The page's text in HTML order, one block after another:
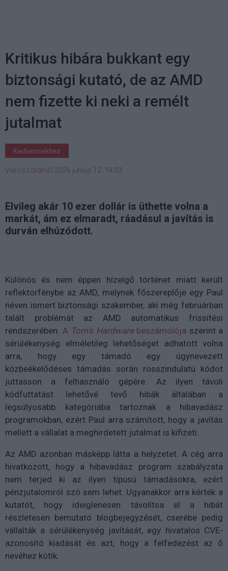
Kritikus hibára bukkant egy
biztonsági kutató, de az AMD
nem fizette ki neki a remélt
jutalmat
Kedvencekhez
Vörös Lóránd 2026 június 12. 19:33
Elvileg akár 10 ezer dollár is üthette volna a
markát, ám ez elmaradt, ráadásul a javítás is
durván elhúzódott.
Különös és nem éppen hízelgő történet miatt került
reflektorfénybe az AMD, melynek főszereplője egy Paul
néven ismert biztonsági szakember, aki még februárban
talált problémát az AMD automatikus frissítési
rendszerében. A Tom's Hardwarebeszámolója szerint a
sérülékenység elméletileg lehetőséget adhatott volna
arra, hogy egy támadó egy úgynevezett
közbeékelődéses támadás során rosszindulatú kódot
juttasson a felhasználó gépére. Az ilyen távoli
kódfuttatást lehetővé tevő hibák általában a
legsúlyosabb kategóriába tartoznak a hibavadász
programokban, ezért Paul arra számított, hogy a javítás
mellett a vállalat a meghirdetett jutalmat is kifizeti.
Az AMD azonban másképp látta a helyzetet. A cég arra
hivatkozott, hogy a hibavadász program szabályzata
nem terjed ki az ilyen típusú támadásokra, ezért
pénzjutalomról szó sem lehet. Ugyanakkor arra kérték a
kutatót, hogy ideiglenesen távolítsa el a hibát
részletesen bemutató blogbejegyzését, cserébe pedig
vállalták a sérülékenység javítását, egy hivatalos CVE-
azonosító kiadását és azt, hogy a felfedezést az ő
nevéhez kötik.